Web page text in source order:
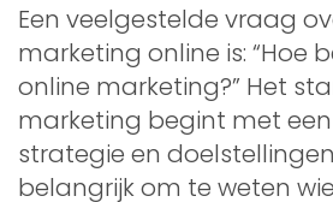
Een veelgestelde vraag
marketing online is: “Hoe
online marketing?” Het
marketing begint met
strategie en
belangrijk om te weten